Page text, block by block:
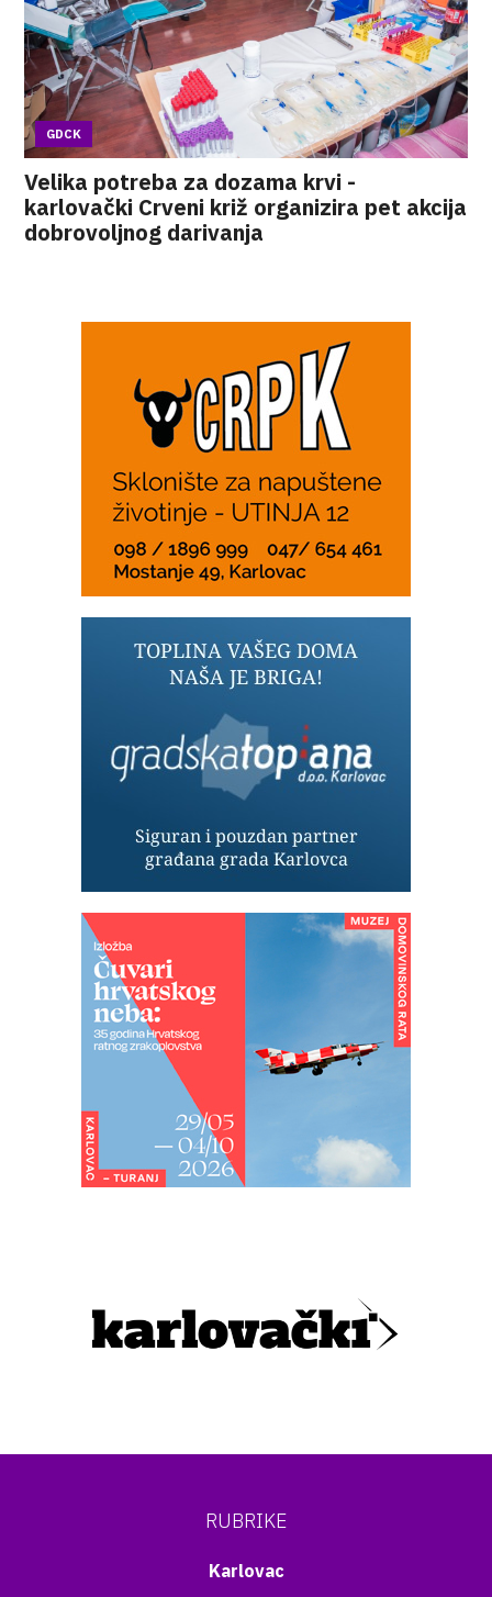
GDCK
Velika potreba za dozama krvi -
karlovački Crveni križ organizira pet akcija
dobrovoljnog darivanja
RUBRIKE
Karlovac